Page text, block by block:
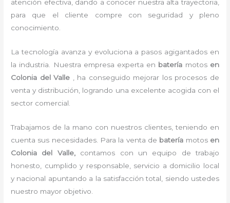
atención efectiva, dando a conocer nuestra alta trayectoria,
para que el cliente compre con seguridad y pleno
conocimiento.
La tecnología avanza y evoluciona a pasos agigantados en
la industria. Nuestra empresa experta en batería motosen
Colonia del Valle
, ha conseguido mejorar los procesos de
venta y distribución, logrando una excelente acogida con el
sector comercial.
Trabajamos de la mano con nuestros clientes, teniendo en
cuenta sus necesidades. Para la venta de batería motosen
Colonia del Valle, contamos con un equipo de trabajo
honesto, cumplido y responsable, servicio a domicilio local
y nacional apuntando a la satisfacción total, siendo ustedes
nuestro mayor objetivo.